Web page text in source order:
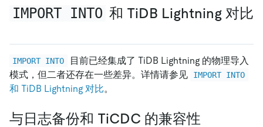
IMPORT INTO 和 TiDB Lightning 对比
IMPORT INTO
目前已经集成了 TiDB Lightning 的物理导入
模式，但二者还存在一些差异。详情请参见
IMPORT INTO
和 TiDB Lightning 对比。
与日志备份和 TiCDC 的兼容性